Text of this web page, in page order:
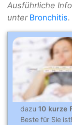
Ausführliche
unter Bronchitis.
dazu 10 kurze
Beste für Sie ist!